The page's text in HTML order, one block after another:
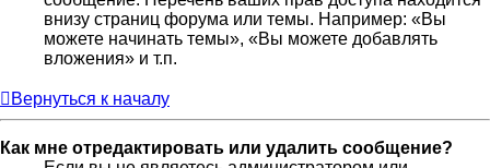
внизу страниц форума или темы. Например: «Вы
можете начинать темы», «Вы можете добавлять
вложения» и т.п.
Вернуться к началу
Как мне отредактировать или удалить сообщение?